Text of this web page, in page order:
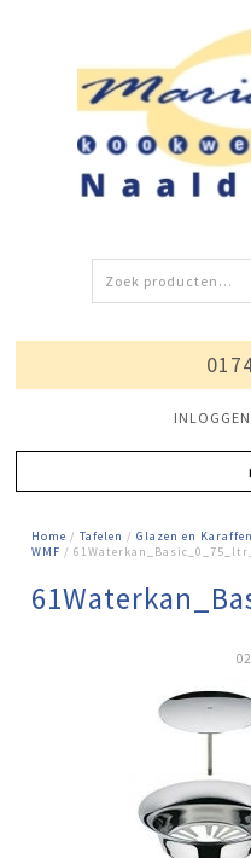
Zoeken
naar:
Home /Tafelen /Glazen en Karaffen
WMF /